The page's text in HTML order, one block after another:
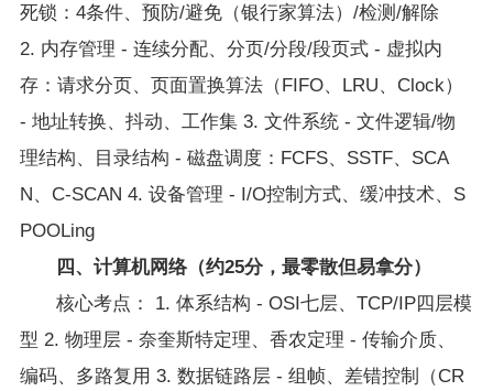
死锁：4条件、预防/避免（银行家算法）/检测/解除
2. 内存管理 - 连续分配、分页/分段/段页式 - 虚拟内
存：请求分页、页面置换算法（FIFO、LRU、Clock）
- 地址转换、抖动、工作集 3. 文件系统 - 文件逻辑/物
理结构、目录结构 - 磁盘调度：FCFS、SSTF、SCA
N、C-SCAN 4. 设备管理 - I/O控制方式、缓冲技术、S
POOLing
四、计算机网络（约25分，最零散但易拿分）
核心考点： 1. 体系结构 - OSI七层、TCP/IP四层模
型 2. 物理层 - 奈奎斯特定理、香农定理 - 传输介质、
编码、多路复用 3. 数据链路层 - 组帧、差错控制（CR